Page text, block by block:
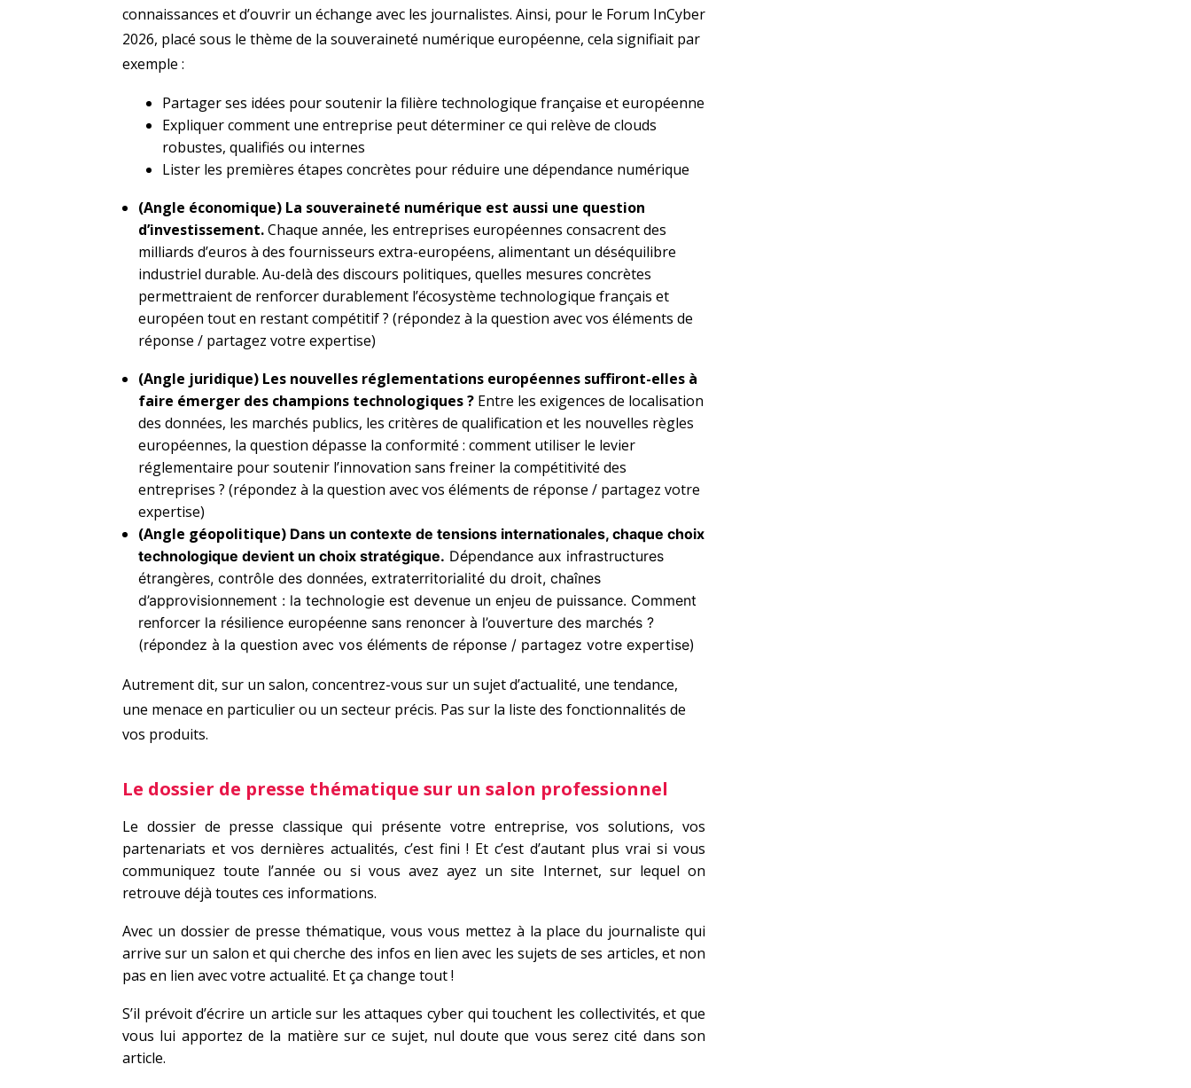
connaissances et d’ouvrir un échange avec les journalistes. Ainsi, pour le Forum InCyber
2026, placé sous le thème de la souveraineté numérique européenne, cela signifiait par
exemple :
Partager ses idées pour soutenir la filière technologique française et européenne
Expliquer comment une entreprise peut déterminer ce qui relève de clouds
robustes, qualifiés ou internes
Lister les premières étapes concrètes pour réduire une dépendance numérique
(Angle économique) La souveraineté numérique est aussi une question
d’investissement.Chaque année, les entreprises européennes consacrent des
milliards d’euros à des fournisseurs extra-européens, alimentant un déséquilibre
industriel durable. Au-delà des discours politiques, quelles mesures concrètes
permettraient de renforcer durablement l’écosystème technologique français et
européen tout en restant compétitif ? (répondez à la question avec vos éléments de
réponse / partagez votre expertise)
(Angle juridique) Les nouvelles réglementations européennes suffiront-elles à
faire émerger des champions technologiques ? Entre les exigences de localisation
des données, les marchés publics, les critères de qualification et les nouvelles règles
européennes, la question dépasse la conformité : comment utiliser le levier
réglementaire pour soutenir l’innovation sans freiner la compétitivité des
entreprises ? (répondez à la question avec vos éléments de réponse / partagez votre
expertise)
(Angle géopolitique) Dans un contexte de tensions internationales, chaque choix
technologique devient un choix stratégique. Dépendance aux infrastructures
étrangères, contrôle des données, extraterritorialité du droit, chaînes
d’approvisionnement : la technologie est devenue un enjeu de puissance. Comment
renforcer la résilience européenne sans renoncer à l’ouverture des marchés ?
(répondez à la question avec vos éléments de réponse / partagez votre expertise)
Autrement dit, sur un salon, concentrez-vous sur un sujet d’actualité, une tendance,
une menace en particulier ou un secteur précis. Pas sur la liste des fonctionnalités de
vos produits.
Le dossier de presse thématique sur un salon professionnel
Le dossier de presse classique qui présente votre entreprise, vos solutions, vos
partenariats et vos dernières actualités, c’est fini ! Et c’est d’autant plus vrai si vous
communiquez toute l’année ou si vous avez ayez un site Internet, sur lequel on
retrouve déjà toutes ces informations.
Avec un dossier de presse thématique, vous vous mettez à la place du journaliste qui
arrive sur un salon et qui cherche des infos en lien avec les sujets de ses articles, et non
pas en lien avec votre actualité. Et ça change tout !
S’il prévoit d’écrire un article sur les attaques cyber qui touchent les collectivités, et que
vous lui apportez de la matière sur ce sujet, nul doute que vous serez cité dans son
article.